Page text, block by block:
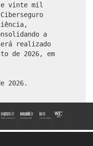
e vinte mil
a
realizado
de 2026, em
2026.